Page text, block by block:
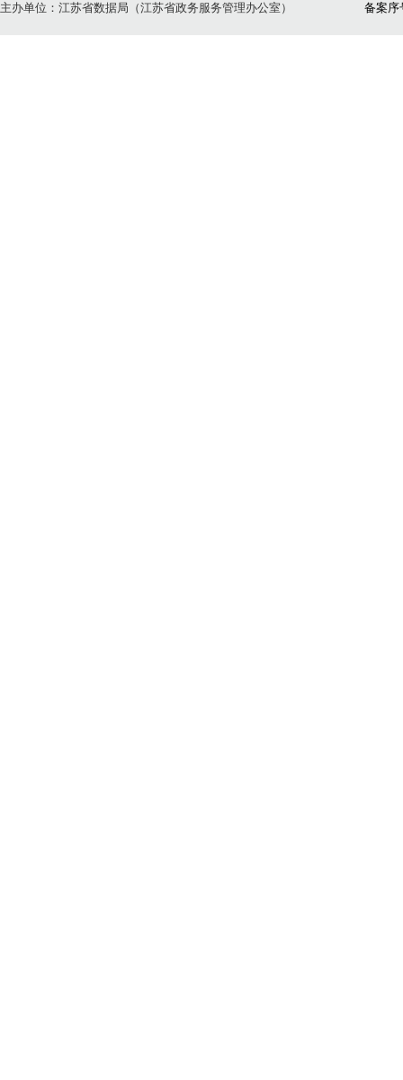
主办单位：江苏省数据局（江苏省政务服务管理办公室） 备案序